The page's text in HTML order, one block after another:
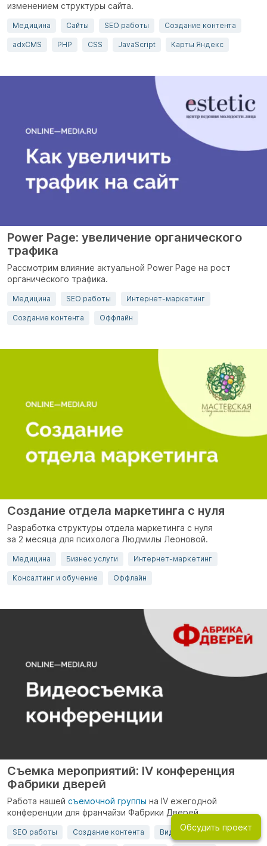
Обсудить проект
изменением структуры сайта.
Медицина Сайты SEO работы Создание контента
adxCMS PHP CSS JavaScript Карты Яндекс
Power Page: увеличение органического
трафика
Рассмотрим влияние актуальной Power Page на рост
органического трафика.
Медицина SEO работы Интернет-маркетинг
Создание контента Оффлайн
Создание отдела маркетинга с нуля
Разработка структуры отдела маркетинга с нуля
за 2 месяца для психолога Людмилы Леоновой.
Медицина Бизнес услуги Интернет-маркетинг
Консалтинг и обучение Оффлайн
Съемка мероприятий: IV конференция
Фабрики дверей
Работа нашей съемочной группы на IV ежегодной
конференции для франчайзи Фабрики Дверей.
SEO работы Создание контента Видеомаркетинг